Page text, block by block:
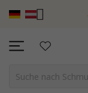
SEHEN –